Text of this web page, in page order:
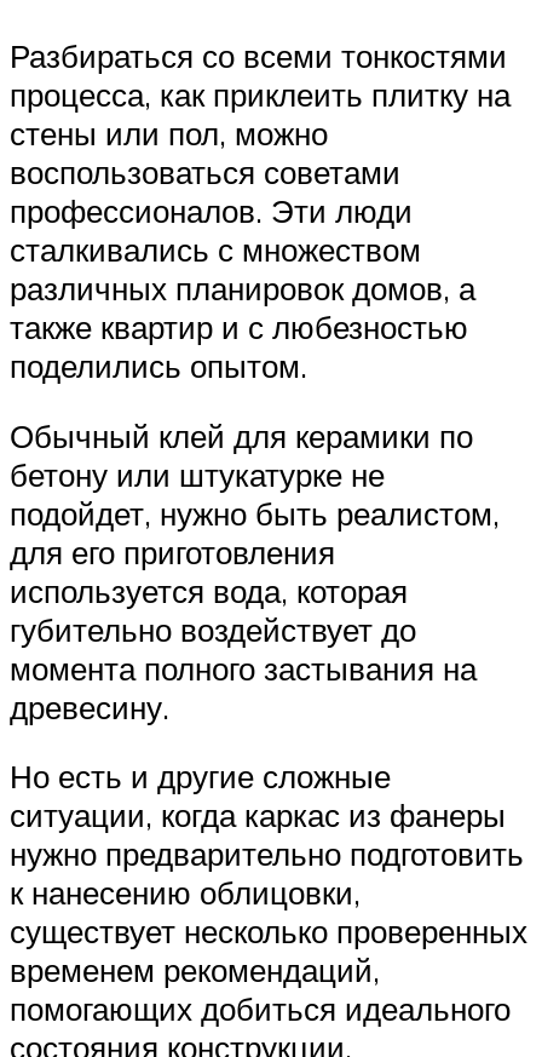
Разбираться со всеми тонкостями
процесса, как приклеить плитку на
стены или пол, можно
воспользоваться советами
профессионалов. Эти люди
сталкивались с множеством
различных планировок домов, а
также квартир и с любезностью
поделились опытом.
Обычный клей для керамики по
бетону или штукатурке не
подойдет, нужно быть реалистом,
для его приготовления
используется вода, которая
губительно воздействует до
момента полного застывания на
древесину.
Но есть и другие сложные
ситуации, когда каркас из фанеры
нужно предварительно подготовить
к нанесению облицовки,
существует несколько проверенных
временем рекомендаций,
помогающих добиться идеального
состояния конструкции.